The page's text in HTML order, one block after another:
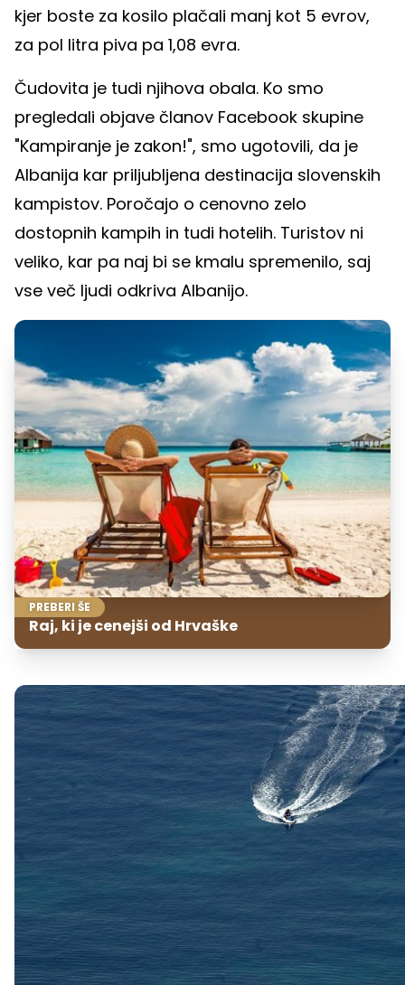
kjer boste za kosilo plačali manj kot 5 evrov,
za pol litra piva pa 1,08 evra.
Čudovita je tudi njihova obala. Ko smo
pregledali objave članov Facebook skupine
"Kampiranje je zakon!", smo ugotovili, da je
Albanija kar priljubljena destinacija slovenskih
kampistov. Poročajo o cenovno zelo
dostopnih kampih in tudi hotelih. Turistov ni
veliko, kar pa naj bi se kmalu spremenilo, saj
vse več ljudi odkriva Albanijo.
PREBERI ŠE
Raj, ki je cenejši od Hrvaške